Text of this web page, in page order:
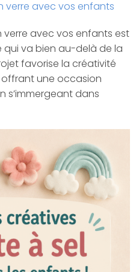
verre avec vos enfants
verre avec vos enfants est
qui va bien au-delà de la
favorise la créativité
une occasion
s’immergeant dans